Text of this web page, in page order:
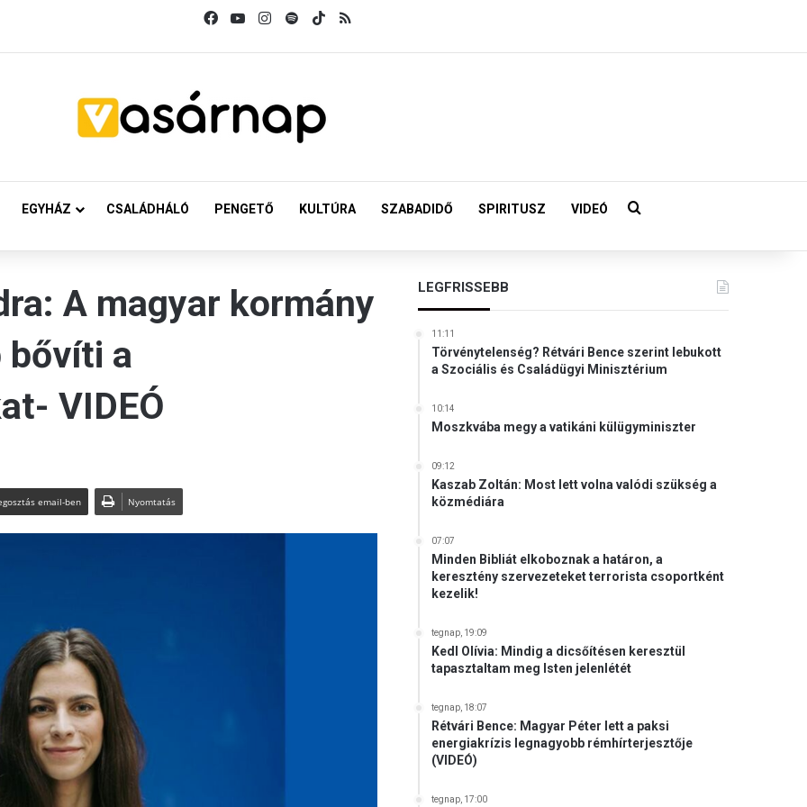
FacebookYouTubeInstagram
SpotifyTikTok
EGYHÁZ CSALÁDHÁLÓ PENGETŐ KULTÚRA SZABADIDŐ SPIRITUSZ VIDEÓ Keresés:
A magyar kormány
bővíti a
VIDEÓ
email-ben Nyomtatás
LEGFRISSEBB
11:11
Törvénytelenség? Rétvári Bence szerint lebukott
a Szociális és Családügyi Minisztérium
10:14
Moszkvába megy a vatikáni külügyminiszter
09:12
Kaszab Zoltán: Most lett volna valódi szükség a
közmédiára
07:07
Minden Bibliát elkoboznak a határon, a
keresztény szervezeteket terrorista csoportként
kezelik!
tegnap, 19:09
Kedl Olívia: Mindig a dicsőítésen keresztül
tapasztaltam meg Isten jelenlétét
tegnap, 18:07
Rétvári Bence: Magyar Péter lett a paksi
energiakrízis legnagyobb rémhírterjesztője
(VIDEÓ)
tegnap, 17:00